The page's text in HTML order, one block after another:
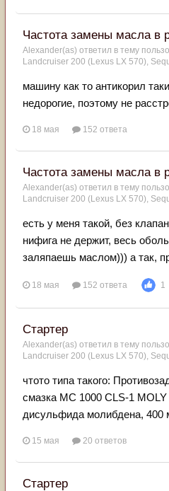
Частота замены масла в
Alexander(as) ответил в тему
Landcruiser 200 (Lexus LX 570),
машину как то антикорил
недорогие, поэтому не
18 мая 152 ответа
Частота замены масла в
Alexander(as) ответил в тему
Landcruiser 200 (Lexus LX 570),
есть у меня такой, без
нифига не держит, весь
заляпаешь маслом))) а так,
18 мая 152 ответа 1
Стартер
Alexander(as) ответил в тему
Landcruiser 200 (Lexus LX 570),
чтото типа такого:
смазка МС 1000 CLS-1
дисульфида молибдена,
15 мая 20 ответов
Стартер